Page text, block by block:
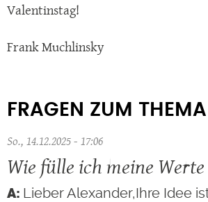
Valentinstag!
Frank Muchlinsky
FRAGEN ZUM THEMA
So., 14.12.2025 - 17:06
Wie fülle ich meine
Lieber Alexander,Ihre Idee